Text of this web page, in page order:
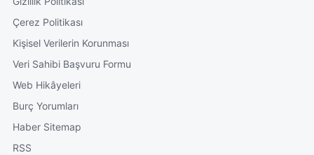
Çerez Politikası
Kişisel Verilerin Korunması
Veri Sahibi Başvuru Formu
Web Hikâyeleri
Burç Yorumları
Haber Sitemap
RSS